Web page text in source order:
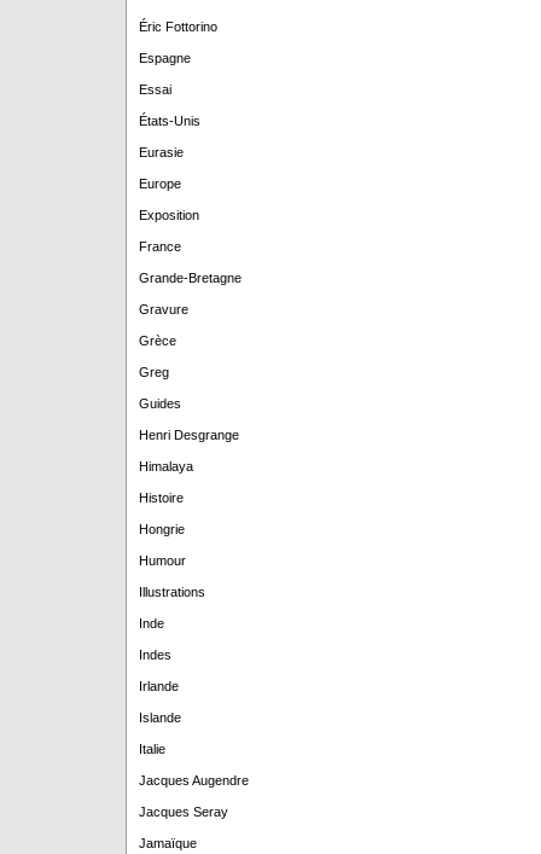
Éric Fottorino
Espagne
Essai
États-Unis
Eurasie
Europe
Exposition
France
Grande-Bretagne
Gravure
Grèce
Greg
Guides
Henri Desgrange
Himalaya
Histoire
Hongrie
Humour
Illustrations
Inde
Indes
Irlande
Islande
Italie
Jacques Augendre
Jacques Seray
Jamaïque